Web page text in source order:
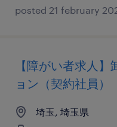
posted 21 february
【障がい者求人
ョン（契約社員）
埼玉, 埼玉県